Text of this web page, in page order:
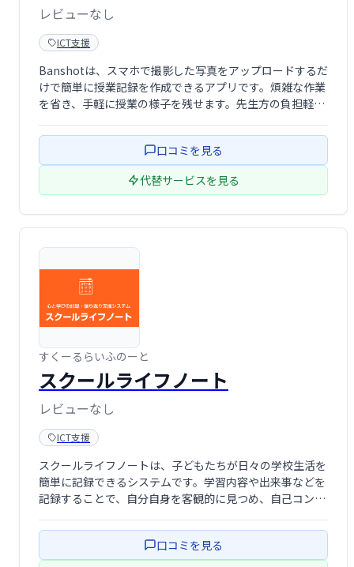
レビューなし
ICT支援
Banshotは、スマホで撮影した写真をアップロードするだ
けで簡単に授業記録を作成できるアプリです。煩雑な作業
を省き、手軽に授業の様子を残せます。先生方の負担軽減
口コミを見る
代替サービスを見る
すくーるらいふのーと
スクールライフノート
レビューなし
ICT支援
スクールライフノートは、子どもたちが日々の学校生活を
簡単に記録できるシステムです。学習内容や出来事などを
記録することで、自分自身を客観的に見つめ、自己コント
育みます。 簡単な操作で「気づき」を可視化し、成長を促
口コミを見る